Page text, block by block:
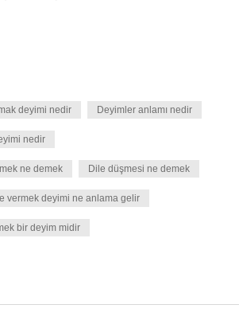
deyimi nedir Deyimler anlamı nedir
nedir
ne demek Dile düşmesi ne demek
vermek deyimi ne anlama gelir
bir deyim midir